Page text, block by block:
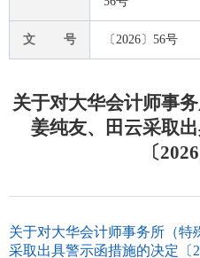
文 号 〔2026〕56号
关于对大华会计师事
姜纯友、田云采取
〔
关于对大华会计师事务所（特
采取出具警示函措施的决定〔